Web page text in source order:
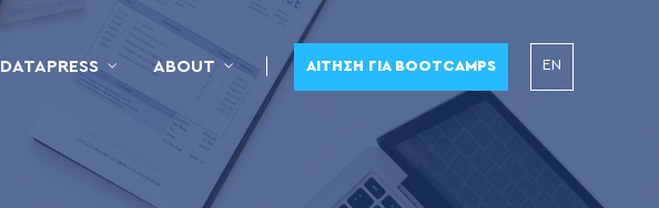
DATAPRESS ABOUT ΑΊΤΗΣΗ ΓΙΑ BOOTCAMPS EN